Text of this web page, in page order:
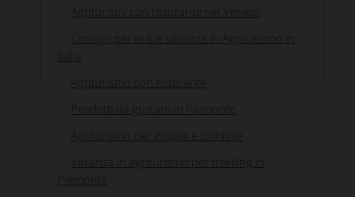
Agriturismi con ristorante nel Veneto
Consigli per le tue vacanze in Agriturismo in
Italia
Agriturismo con ristorante
Prodotti da gustare in Piemonte
Agriturismo per gruppi e comitive
Vacanza in agriturismo per trekking in
Piemonte